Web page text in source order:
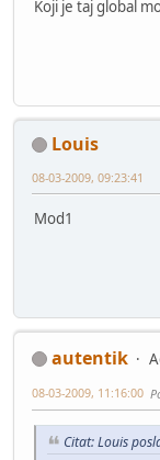
Koji je taj global
Louis
08-03-2009, 09:23:41
Mod1
autentik
08-03-2009, 11:16:00
Citat: Louis